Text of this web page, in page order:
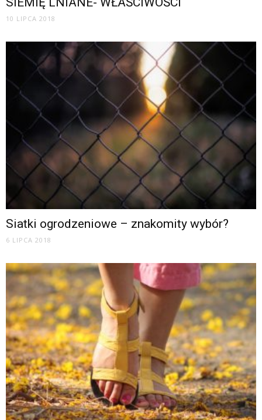
10 LIPCA 2018
Siatki ogrodzeniowe – znakomity wybór?
6 LIPCA 2018